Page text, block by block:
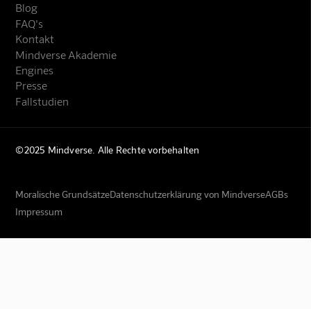
Blog
FAQ's
Kontakt
Mindverse Akademie
Engines
Presse
Fallstudien
©2025 Mindverse. Alle Rechte vorbehalten
Moralische GrundsätzeDatenschutzerklärung von MindverseAGBs
Impressum